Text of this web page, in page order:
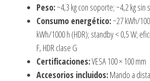
Peso:~4,3 kg con soporte; ~4,2 kg sin
Consumo energético:~27 kWh/
kWh/1000 h (HDR); standby < 0,5 W;
F, HDR clase G
Certificaciones:VESA 100 × 100 mm
Accesorios incluidos:Mando a